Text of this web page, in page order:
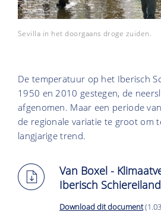
Sevilla in het doorgaans droge zuiden.
De temperatuur op het Iberisch
1950 en 2010 gestegen, de
afgenomen. Maar een periode
de regionale variatie te groot om
langjarige trend.
Van Boxel -
Iberisch
Download dit document